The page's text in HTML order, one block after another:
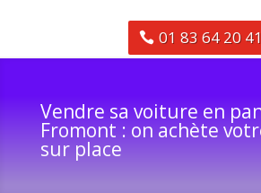
01 83 64 20 41
Vendre sa voiture en
Fromont : on achète
sur place